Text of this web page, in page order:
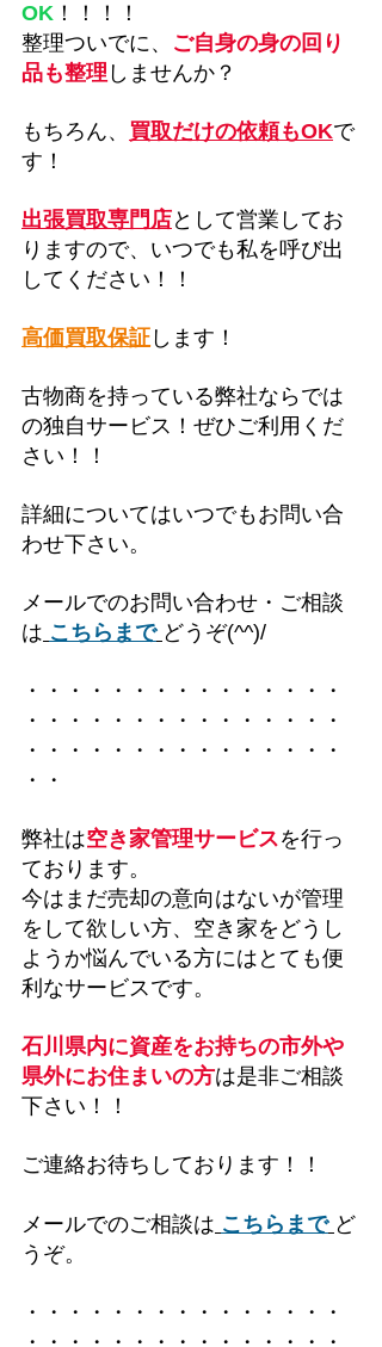
OK ！！！！
整理ついでに、 ご自身の身の回り
品も整理 しませんか？
もちろん、 買取だけの依頼もOKで
す！
出張買取専門店として営業してお
りますので、 いつでも私を呼び出
してください！！
高価買取保証 します！
古物商を持っている弊社ならでは
の独自サービス！ぜひご利用くだ
さい！！
詳細についてはいつでもお問い合
わせ下さい。
メールでのお問い合わせ・ご相談
は こちらまで どうぞ(^^)/
・・・・・・・・・・・・・・・
・・・・・・・・・・・・・・・
・・・・・・・・・・・・・・・
・・
弊社は空き家管理サービスを行っ
ております。
今はまだ売却の意向はないが管理
をして欲しい方、空き家をどうし
ようか悩んでいる方にはとても便
利なサービスです。
石川県内に資産をお持ちの市外や
県外にお住まいの方は是非ご相談
下さい！！
ご連絡お待ちしております！！
メールでのご相談は こちらまで ど
うぞ。
・・・・・・・・・・・・・・・
・・・・・・・・・・・・・・・